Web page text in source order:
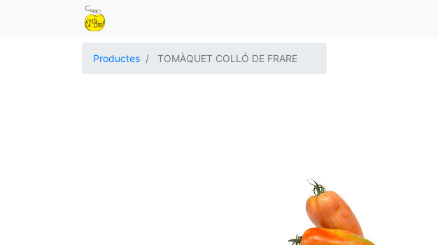
Productes TOMÀQUET COLLÓ DE FRARE